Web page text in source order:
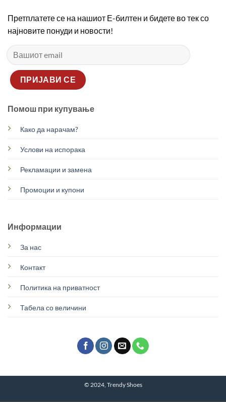
Претплатете се на нашиот Е-билтен и бидете во тек со
најновите понуди и новости!
Помош при купување
Како да нарачам?
Услови на испорака
Рекламации и замена
Промоции и купони
Информации
За нас
Контакт
Политика на приватност
Табела со величини
© 2024, Trendy Shoes